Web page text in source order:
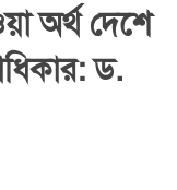
অর্থ দেশে
ড.